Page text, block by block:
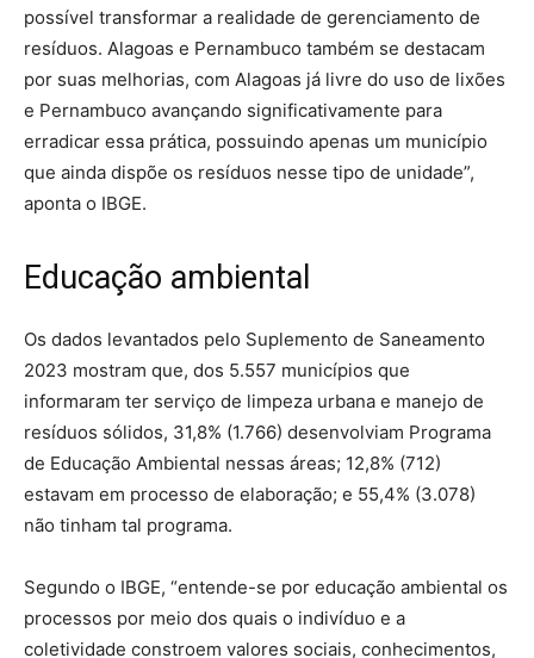
possível transformar a realidade de gerenciamento de
resíduos. Alagoas e Pernambuco também se destacam
por suas melhorias, com Alagoas já livre do uso de lixões
e Pernambuco avançando significativamente para
erradicar essa prática, possuindo apenas um município
que ainda dispõe os resíduos nesse tipo de unidade”,
aponta o IBGE.
Educação ambiental
Os dados levantados pelo Suplemento de Saneamento
2023 mostram que, dos 5.557 municípios que
informaram ter serviço de limpeza urbana e manejo de
resíduos sólidos, 31,8% (1.766) desenvolviam Programa
de Educação Ambiental nessas áreas; 12,8% (712)
estavam em processo de elaboração; e 55,4% (3.078)
não tinham tal programa.
Segundo o IBGE, “entende-se por educação ambiental os
processos por meio dos quais o indivíduo e a
coletividade constroem valores sociais, conhecimentos,